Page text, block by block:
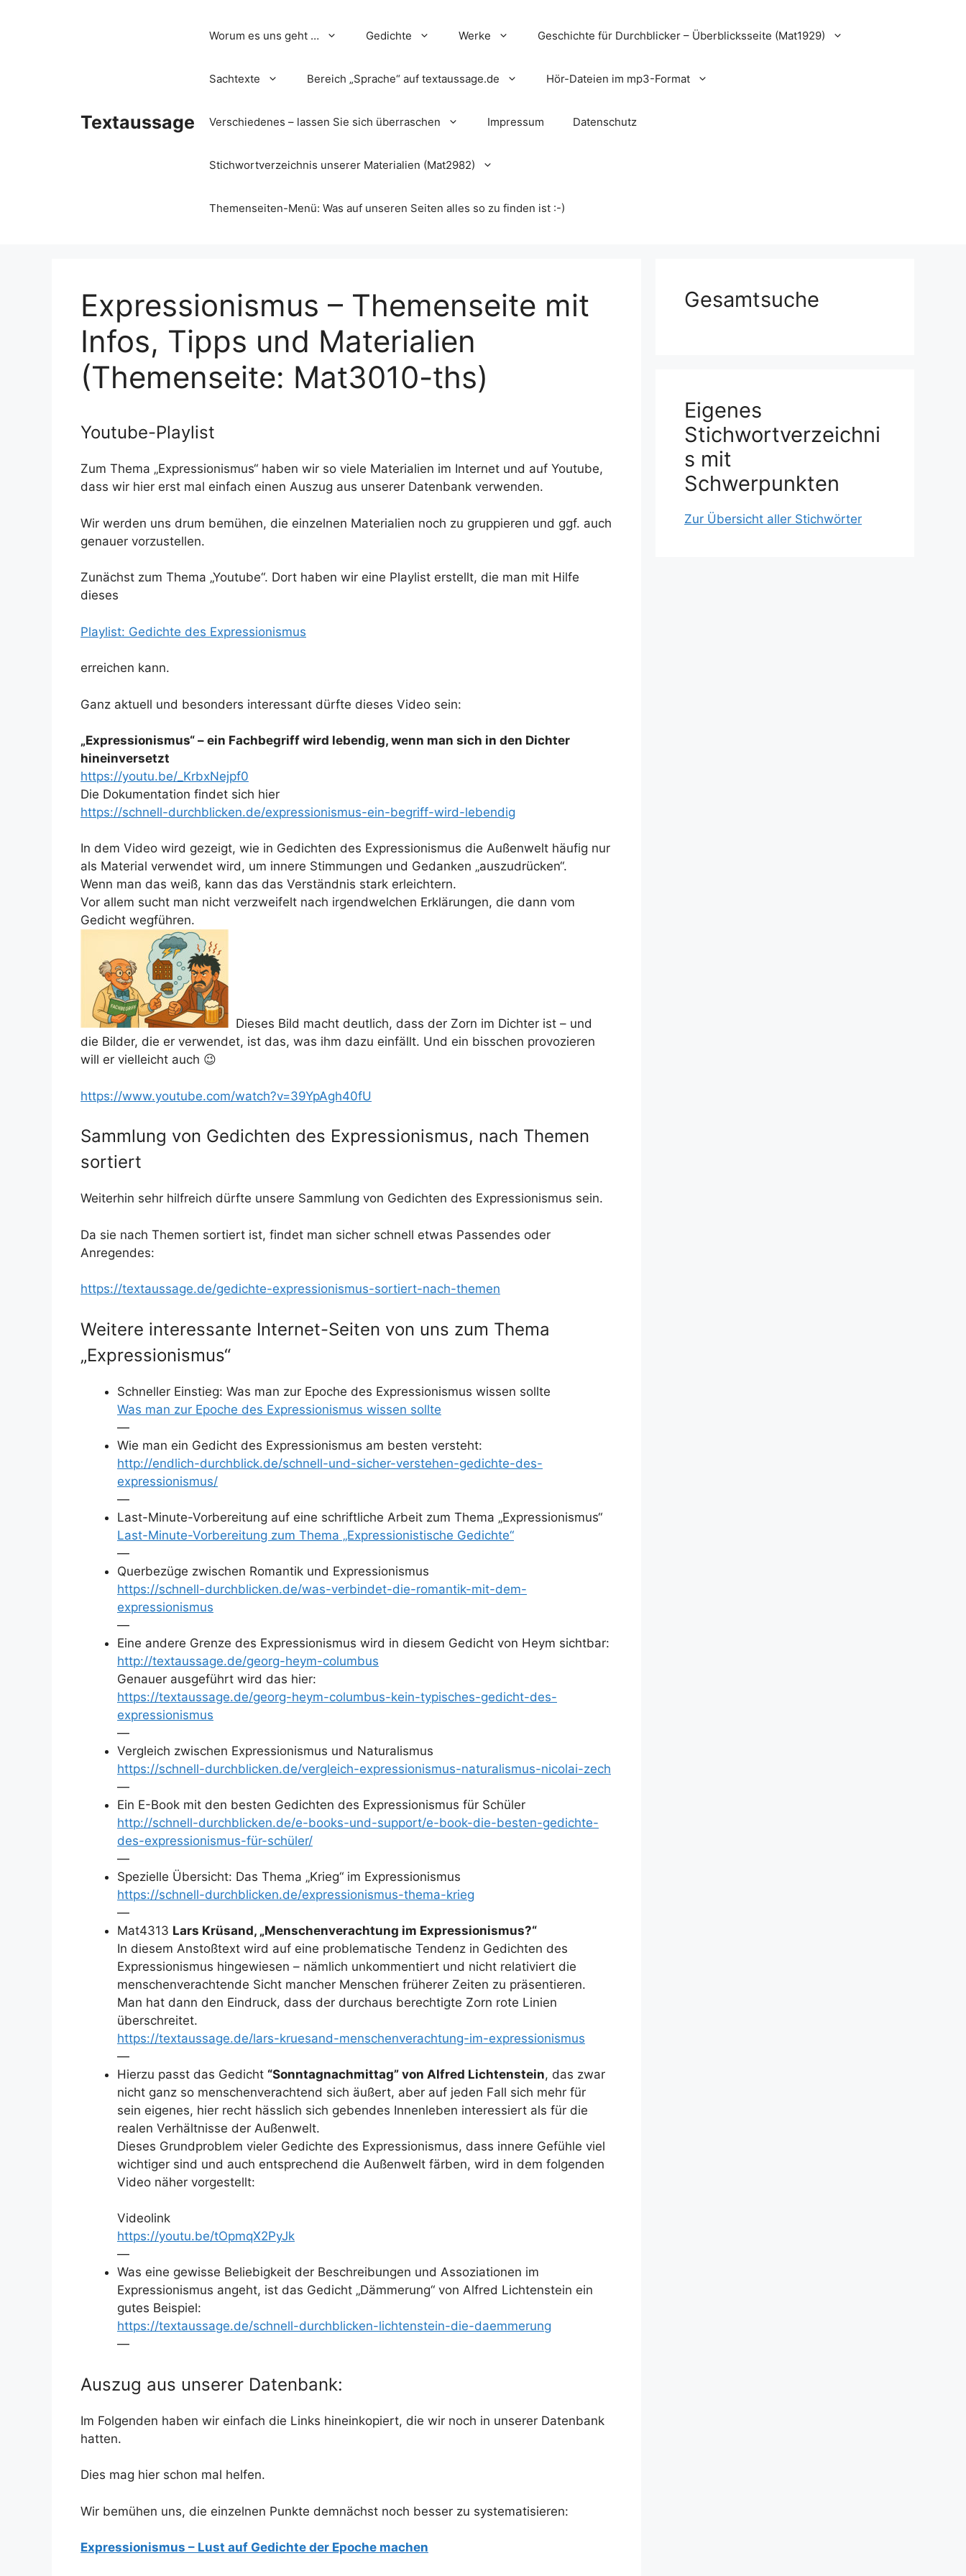
Textaussage
Worum es uns geht … Gedichte Werke Geschichte für Durchblicker – Überblicksseite (Mat1929)
Sachtexte Bereich „Sprache“ auf textaussage.de Hör-Dateien im mp3-Format
Verschiedenes – lassen Sie sich überraschen Impressum Datenschutz
Stichwortverzeichnis unserer Materialien (Mat2982)
Themenseiten-Menü: Was auf unseren Seiten alles so zu finden ist :-)
Expressionismus – Themenseite mit
Infos, Tipps und Materialien
(Themenseite: Mat3010-ths)
Youtube-Playlist
Zum Thema „Expressionismus“ haben wir so viele Materialien im Internet und auf Youtube,
dass wir hier erst mal einfach einen Auszug aus unserer Datenbank verwenden.
Wir werden uns drum bemühen, die einzelnen Materialien noch zu gruppieren und ggf. auch
genauer vorzustellen.
Zunächst zum Thema „Youtube“. Dort haben wir eine Playlist erstellt, die man mit Hilfe
dieses
Playlist: Gedichte des Expressionismus
erreichen kann.
Ganz aktuell und besonders interessant dürfte dieses Video sein:
„Expressionismus“ – ein Fachbegriff wird lebendig, wenn man sich in den Dichter
hineinversetzt
https://youtu.be/_KrbxNejpf0
Die Dokumentation findet sich hier
https://schnell-durchblicken.de/expressionismus-ein-begriff-wird-lebendig
In dem Video wird gezeigt, wie in Gedichten des Expressionismus die Außenwelt häufig nur
als Material verwendet wird, um innere Stimmungen und Gedanken „auszudrücken“.
Wenn man das weiß, kann das das Verständnis stark erleichtern.
Vor allem sucht man nicht verzweifelt nach irgendwelchen Erklärungen, die dann vom
Gedicht wegführen.
Dieses Bild macht deutlich, dass der Zorn im Dichter ist – und
die Bilder, die er verwendet, ist das, was ihm dazu einfällt. Und ein bisschen provozieren
will er vielleicht auch 😉
https://www.youtube.com/watch?v=39YpAgh40fU
Sammlung von Gedichten des Expressionismus, nach Themen
sortiert
Weiterhin sehr hilfreich dürfte unsere Sammlung von Gedichten des Expressionismus sein.
Da sie nach Themen sortiert ist, findet man sicher schnell etwas Passendes oder
Anregendes:
https://textaussage.de/gedichte-expressionismus-sortiert-nach-themen
Weitere interessante Internet-Seiten von uns zum Thema
„Expressionismus“
Schneller Einstieg: Was man zur Epoche des Expressionismus wissen sollte
Was man zur Epoche des Expressionismus wissen sollte
—
Wie man ein Gedicht des Expressionismus am besten versteht:
http://endlich-durchblick.de/schnell-und-sicher-verstehen-gedichte-des-
expressionismus/
—
Last-Minute-Vorbereitung auf eine schriftliche Arbeit zum Thema „Expressionismus“
Last-Minute-Vorbereitung zum Thema „Expressionistische Gedichte“
—
Querbezüge zwischen Romantik und Expressionismus
https://schnell-durchblicken.de/was-verbindet-die-romantik-mit-dem-
expressionismus
—
Eine andere Grenze des Expressionismus wird in diesem Gedicht von Heym sichtbar:
http://textaussage.de/georg-heym-columbus
Genauer ausgeführt wird das hier:
https://textaussage.de/georg-heym-columbus-kein-typisches-gedicht-des-
expressionismus
—
Vergleich zwischen Expressionismus und Naturalismus
https://schnell-durchblicken.de/vergleich-expressionismus-naturalismus-nicolai-zech
—
Ein E-Book mit den besten Gedichten des Expressionismus für Schüler
http://schnell-durchblicken.de/e-books-und-support/e-book-die-besten-gedichte-
des-expressionismus-für-schüler/
—
Spezielle Übersicht: Das Thema „Krieg“ im Expressionismus
https://schnell-durchblicken.de/expressionismus-thema-krieg
—
Mat4313 Lars Krüsand, „Menschenverachtung im Expressionismus?“
In diesem Anstoßtext wird auf eine problematische Tendenz in Gedichten des
Expressionismus hingewiesen – nämlich unkommentiert und nicht relativiert die
menschenverachtende Sicht mancher Menschen früherer Zeiten zu präsentieren.
Man hat dann den Eindruck, dass der durchaus berechtigte Zorn rote Linien
überschreitet.
https://textaussage.de/lars-kruesand-menschenverachtung-im-expressionismus
—
Hierzu passt das Gedicht “Sonntagnachmittag” von Alfred Lichtenstein, das zwar
nicht ganz so menschenverachtend sich äußert, aber auf jeden Fall sich mehr für
sein eigenes, hier recht hässlich sich gebendes Innenleben interessiert als für die
realen Verhältnisse der Außenwelt.
Dieses Grundproblem vieler Gedichte des Expressionismus, dass innere Gefühle viel
wichtiger sind und auch entsprechend die Außenwelt färben, wird in dem folgenden
Video näher vorgestellt:
Videolink
https://youtu.be/tOpmqX2PyJk
—
Was eine gewisse Beliebigkeit der Beschreibungen und Assoziationen im
Expressionismus angeht, ist das Gedicht „Dämmerung“ von Alfred Lichtenstein ein
gutes Beispiel:
https://textaussage.de/schnell-durchblicken-lichtenstein-die-daemmerung
—
Auszug aus unserer Datenbank:
Im Folgenden haben wir einfach die Links hineinkopiert, die wir noch in unserer Datenbank
hatten.
Dies mag hier schon mal helfen.
Wir bemühen uns, die einzelnen Punkte demnächst noch besser zu systematisieren:
Expressionismus – Lust auf Gedichte der Epoche machen
Gesamtsuche
Eigenes
Stichwortverzeichni
s mit
Schwerpunkten
Zur Übersicht aller Stichwörter